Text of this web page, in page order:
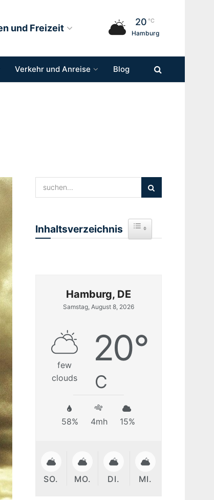
und Freizeit
20 °C
Hamburg
Verkehr und Anreise Blog
Inhaltsverzeichnis Toggle Table of Content
Hamburg, DE
Samstag, August 8, 2026
few
clouds
20°
C
58% 4mh 15%
SO. MO. DI. MI.